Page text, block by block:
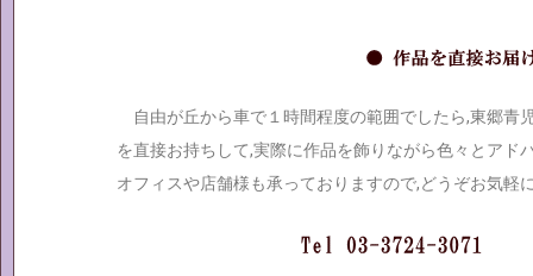
自由が丘から車で１時間程度の範囲でしたら,東郷青
を直接お持ちして,実際に作品を飾りながら色々とアド
オフィスや店舗様も承っておりますので,どうぞお気軽